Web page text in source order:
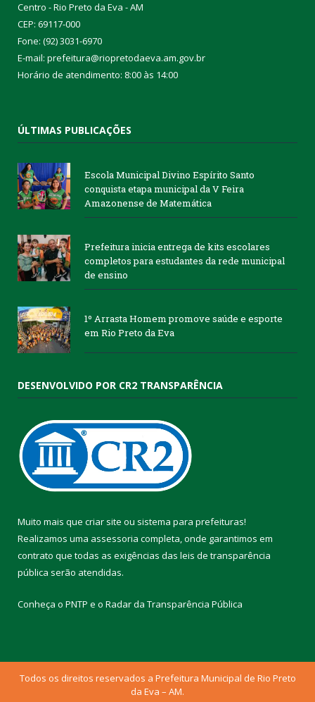
Centro - Rio Preto da Eva - AM
CEP: 69117-000
Fone: (92) 3031-6970
E-mail: prefeitura@riopretodaeva.am.gov.br
Horário de atendimento: 8:00 às 14:00
ÚLTIMAS PUBLICAÇÕES
Escola Municipal Divino Espírito Santo
conquista etapa municipal da V Feira
Amazonense de Matemática
Prefeitura inicia entrega de kits escolares
completos para estudantes da rede municipal
de ensino
1º Arrasta Homem promove saúde e esporte
em Rio Preto da Eva
DESENVOLVIDO POR CR2 TRANSPARÊNCIA
Muito mais que criar site ou sistema para prefeituras!
Realizamos uma assessoria completa, onde garantimos em
contrato que todas as exigências das leis de transparência
pública serão atendidas.
Conheça o PNTP e o Radar da Transparência Pública
Todos os direitos reservados a Prefeitura Municipal de Rio Preto
da Eva – AM.